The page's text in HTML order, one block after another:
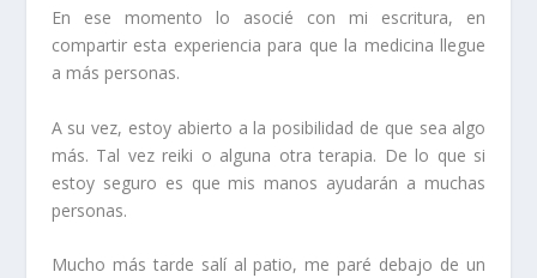
En ese momento lo asocié con mi escritura, en
compartir esta experiencia para que la medicina llegue
a más personas.
A su vez, estoy abierto a la posibilidad de que sea algo
más. Tal vez reiki o alguna otra terapia. De lo que si
estoy seguro es que mis manos ayudarán a muchas
personas.
Mucho más tarde salí al patio, me paré debajo de un